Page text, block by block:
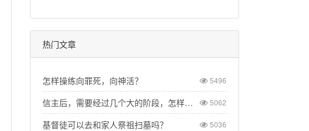
热门文章
怎样操练向罪死，向神活？ 5496
信主后，需要经过几个大的阶段，怎样才能成为一个得胜的基督徒？ 5062
基督徒可以去和家人祭祖扫墓吗？ 5036